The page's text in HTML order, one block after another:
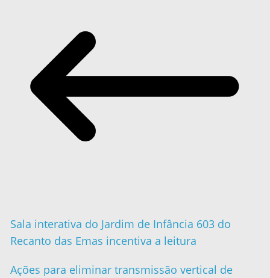
Sala interativa do Jardim de Infância 603 do
Recanto das Emas incentiva a leitura
Ações para eliminar transmissão vertical de